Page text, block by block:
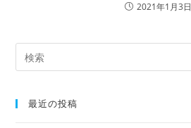
2021年1月3日
最近の投稿